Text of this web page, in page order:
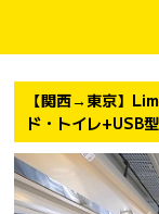
【関西→東京】
ド・トイレ+USB